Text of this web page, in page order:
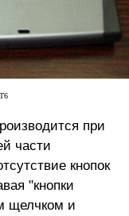
при
части
кнопок
"кнопки
щелчком и